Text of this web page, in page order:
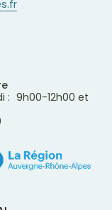
: 9h00-12h00 et